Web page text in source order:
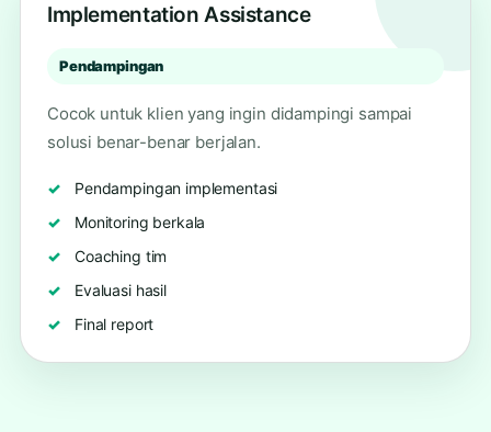
Implementation Assistance
Pendampingan
Cocok untuk klien yang ingin didampingi sampai
solusi benar-benar berjalan.
Pendampingan implementasi
Monitoring berkala
Coaching tim
Evaluasi hasil
Final report